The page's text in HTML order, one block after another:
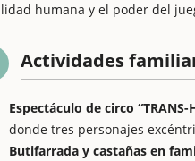
humana y el poder del
Actividades
Espectáculo de circo “TRANS-
donde tres personajes
Butifarrada y castañas en